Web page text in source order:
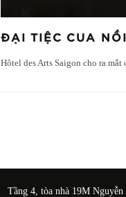
ĐẠI TIỆC CUA
Hôtel des Arts Saigon cho ra
Tầng 4, tòa nhà 19M Nguyễn